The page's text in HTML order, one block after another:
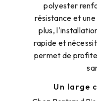
polyester
résistance et
plus,
rapide et
permet de
Un large